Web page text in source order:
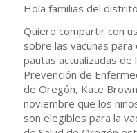
Hola familias del
Quiero compartir con
sobre las vacunas
pautas actualizadas de
Prevención de
de Oregón, Kate
noviembre que los
son elegibles para la